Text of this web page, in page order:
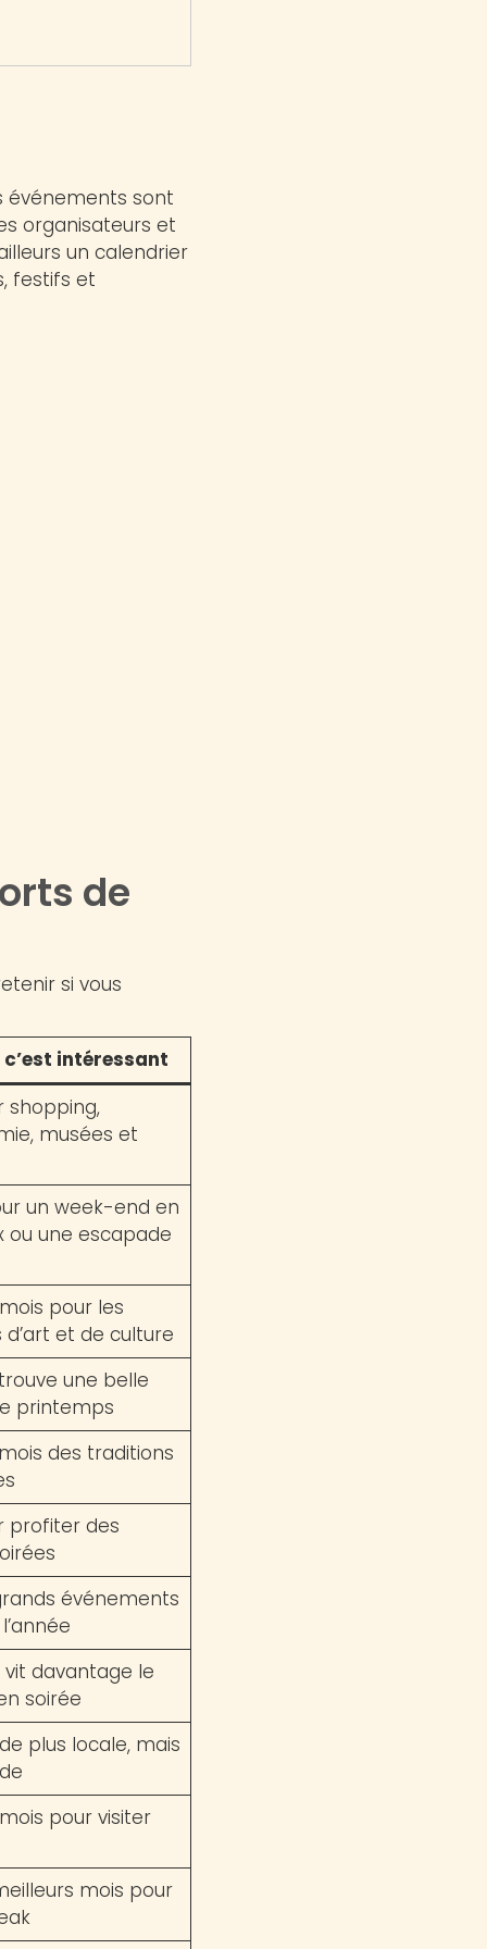
événements sont
organisateurs et
un calendrier
festifs et
de
si vous
intéressant
shopping,
musées et
un week-end en
ou une escapade
pour les
et de culture
une belle
printemps
des traditions
profiter des
événements
vit davantage le
soirée
plus locale, mais
pour visiter
mois pour